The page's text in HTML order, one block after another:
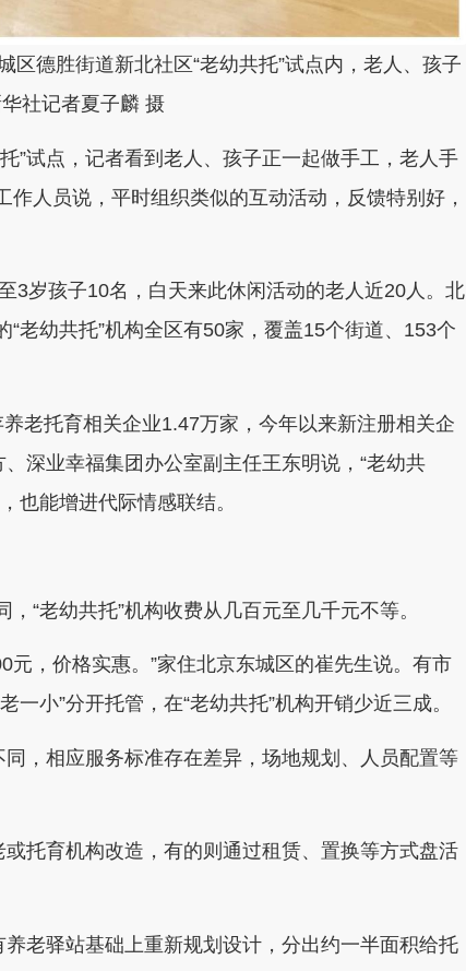
区德胜街道新北社区“老幼共托”试点内，老人、孩子
社记者夏子麟 摄
”试点，记者看到老人、孩子正一起做手工，老人手
人员说，平时组织类似的互动活动，反馈特别好，
3岁孩子10名，白天来此休闲活动的老人近20人。北
老幼共托”机构全区有50家，覆盖15个街道、153个
老托育相关企业1.47万家，今年以来新注册相关企
深业幸福集团办公室副主任王东明说，“老幼共
也能增进代际情感联结。
“老幼共托”机构收费从几百元至几千元不等。
元，价格实惠。”家住北京东城区的崔先生说。有市
小”分开托管，在“老幼共托”机构开销少近三成。
，相应服务标准存在差异，场地规划、人员配置等
托育机构改造，有的则通过租赁、置换等方式盘活
老驿站基础上重新规划设计，分出约一半面积给托